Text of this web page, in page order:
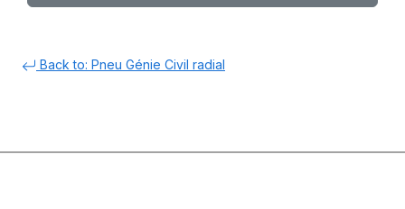
Back to: Pneu Génie Civil radial